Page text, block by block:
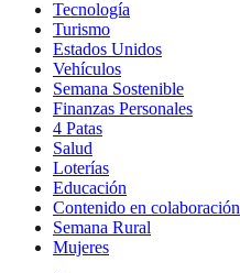
Tecnología
Turismo
Estados Unidos
Vehículos
Semana Sostenible
Finanzas Personales
4 Patas
Salud
Loterías
Educación
Contenido en colaboración
Semana Rural
Mujeres